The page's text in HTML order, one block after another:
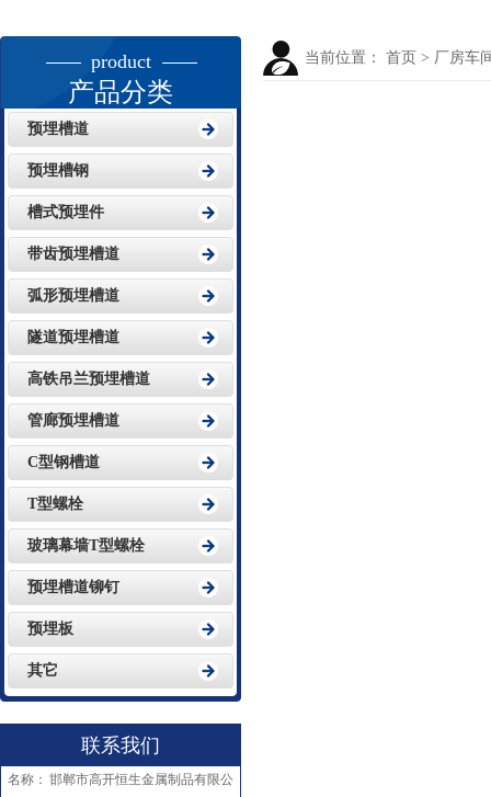
当前位置： 首页 > 厂房车
product
产品分类
预埋槽道
预埋槽钢
槽式预埋件
带齿预埋槽道
弧形预埋槽道
隧道预埋槽道
高铁吊兰预埋槽道
管廊预埋槽道
C型钢槽道
T型螺栓
玻璃幕墙T型螺栓
预埋槽道铆钉
预埋板
其它
联系我们
名称： 邯郸市高开恒生金属制品有限公